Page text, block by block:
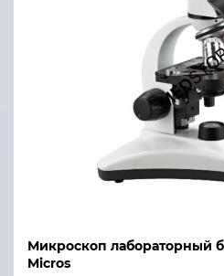
Микроскоп лабораторный
Micros